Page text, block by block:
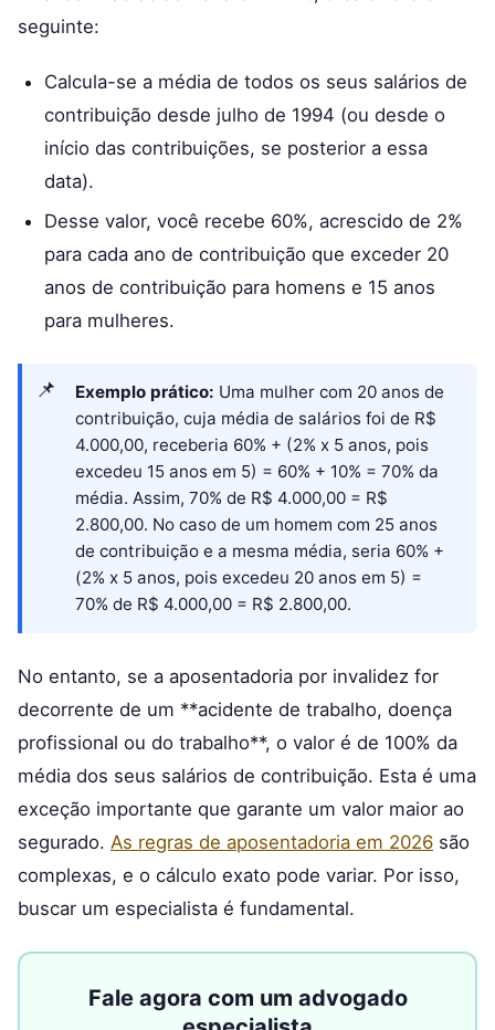
seguinte:
Calcula-se a média de todos os seus salários de
contribuição desde julho de 1994 (ou desde o
início das contribuições, se posterior a essa
data).
Desse valor, você recebe 60%, acrescido de 2%
para cada ano de contribuição que exceder 20
anos de contribuição para homens e 15 anos
para mulheres.
Exemplo prático: Uma mulher com 20 anos de
contribuição, cuja média de salários foi de R$
4.000,00, receberia 60% + (2% x 5 anos, pois
excedeu 15 anos em 5) = 60% + 10% = 70% da
média. Assim, 70% de R$ 4.000,00 = R$
2.800,00. No caso de um homem com 25 anos
de contribuição e a mesma média, seria 60% +
(2% x 5 anos, pois excedeu 20 anos em 5) =
70% de R$ 4.000,00 = R$ 2.800,00.
No entanto, se a aposentadoria por invalidez for
decorrente de um **acidente de trabalho, doença
profissional ou do trabalho**, o valor é de 100% da
média dos seus salários de contribuição. Esta é uma
exceção importante que garante um valor maior ao
segurado. As regras de aposentadoria em 2026 são
complexas, e o cálculo exato pode variar. Por isso,
buscar um especialista é fundamental.
Fale agora com um advogado